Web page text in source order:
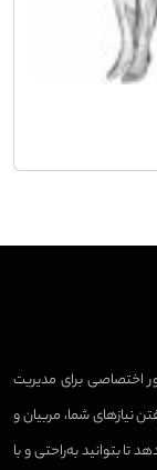
اختصاصی برای مدیریت
نیازهای شما، مربیان و
تا بتوانید به‌راحتی و با